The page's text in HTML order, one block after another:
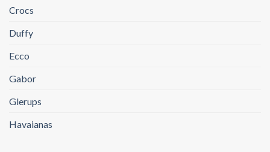
Crocs
Duffy
Ecco
Gabor
Glerups
Havaianas